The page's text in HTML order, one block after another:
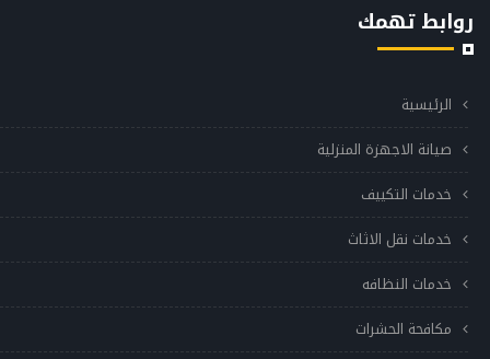
روابط تهمك
الرئيسية
صيانة الاجهزة المنزلية
خدمات التكييف
خدمات نقل الاثاث
خدمات النظافه
مكافحة الحشرات